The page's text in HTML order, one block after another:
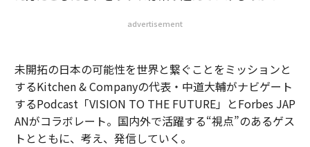
advertisement
未開拓の日本の可能性を世界と繋ぐことをミッションと
するKitchen & Companyの代表・中道大輔がナビゲート
するPodcast「VISION TO THE FUTURE」とForbes JAP
ANがコラボレート。国内外で活躍する“視点”のあるゲス
トとともに、考え、発信していく。